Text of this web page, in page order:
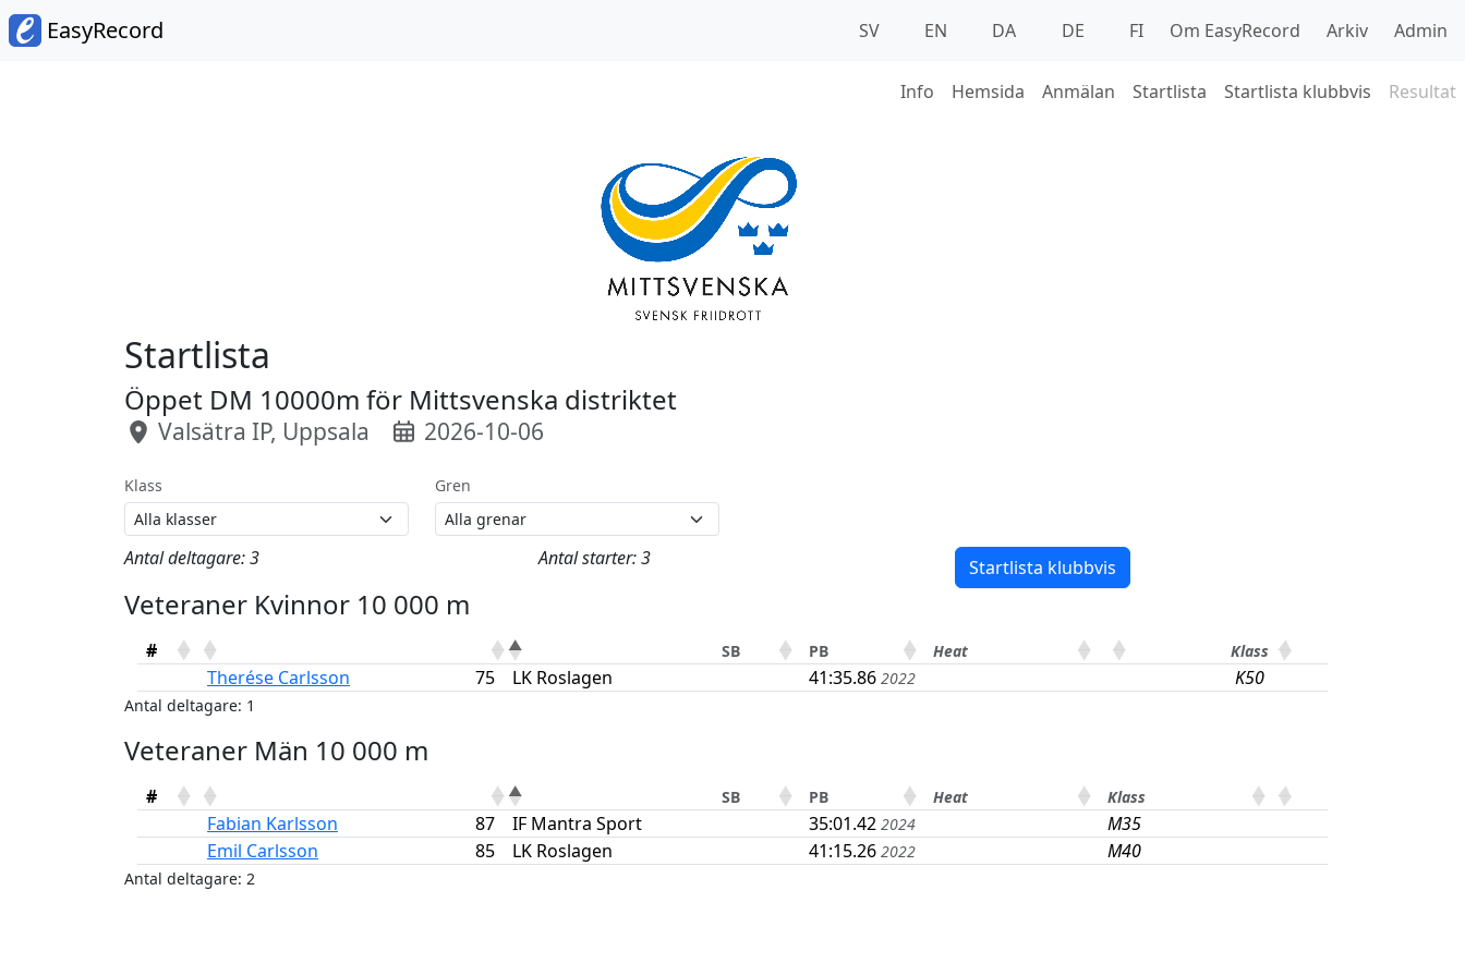
EasyRecord SV EN DA DE FI Om EasyRecord Arkiv Admin
Info Hemsida Anmälan Startlista Startlista klubbvis Resultat
Startlista
Öppet DM 10000m för Mittsvenska distriktet
Valsätra IP, Uppsala 2026-10-06
Klass Gren
Antal deltagare: 3 Antal starter: 3 Startlista klubbvis
Veteraner Kvinnor 10 000 m
# SB PB Heat Klass
Therése Carlsson 75 LK Roslagen 41:35.86 2022 K50
Antal deltagare: 1
Veteraner Män 10 000 m
# SB PB Heat Klass
Fabian Karlsson 87 IF Mantra Sport 35:01.42 2024
M35
Emil Carlsson
85 LK Roslagen 41:15.26 2022 M40
Antal deltagare: 2